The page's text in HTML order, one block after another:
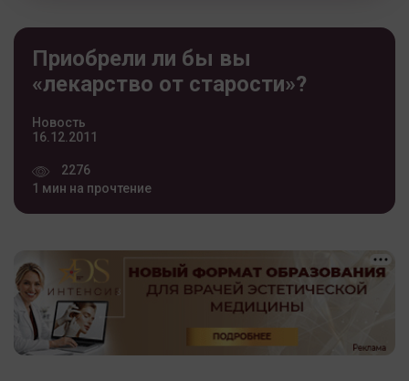
Приобрели ли бы вы
«лекарство от старости»?
Новость
16.12.2011
2276
1 мин на прочтение